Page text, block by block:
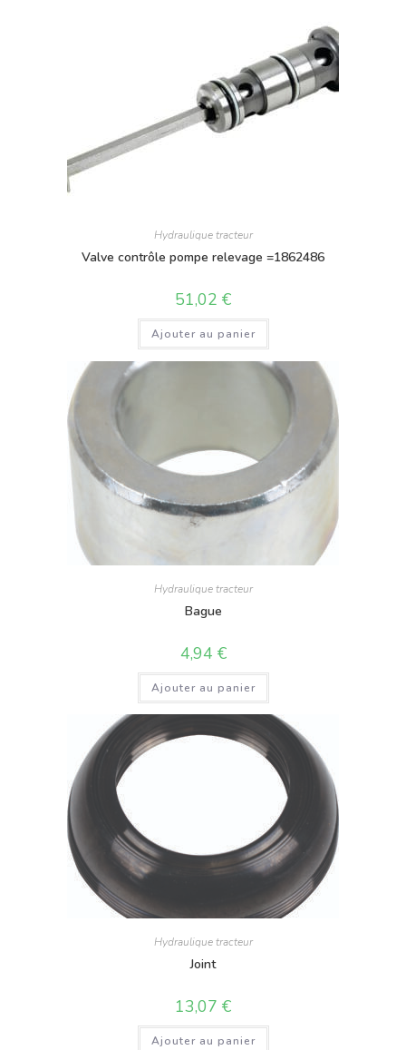
Hydraulique tracteur
Valve contrôle pompe relevage =1862486
51,02 €
Ajouter au panier
Hydraulique tracteur
Bague
4,94 €
Ajouter au panier
Hydraulique tracteur
Joint
13,07 €
Ajouter au panier